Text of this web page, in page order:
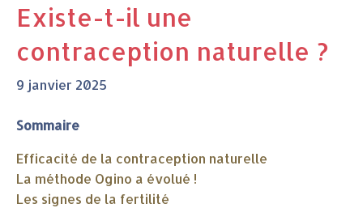
Existe-t-il une
contraception naturelle ?
9 janvier 2025
Sommaire
Efficacité de la contraception naturelle
La méthode Ogino a évolué !
Les signes de la fertilité